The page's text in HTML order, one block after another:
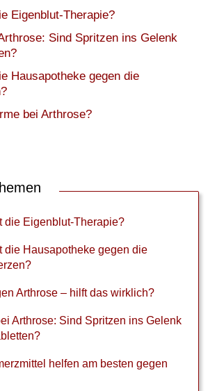
Eigenblut-Therapie?
Sind Spritzen ins Gelenk
Hausapotheke gegen die
bei Arthrose?
die Eigenblut-Therapie?
die Hausapotheke gegen die
Arthrose – hilft das wirklich?
Arthrose: Sind Spritzen ins Gelenk
helfen am besten gegen